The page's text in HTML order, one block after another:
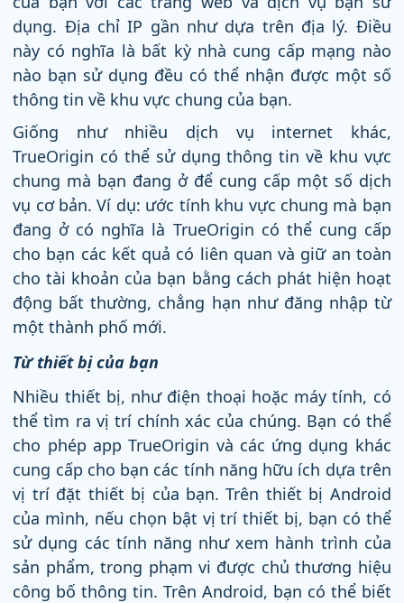
dụng. Địa chỉ IP gần như dựa trên địa lý. Điều
này có nghĩa là bất kỳ nhà cung cấp mạng nào
nào bạn sử dụng đều có thể nhận được một số
thông tin về khu vực chung của bạn.
Giống như nhiều dịch vụ internet khác,
TrueOrigin có thể sử dụng thông tin về khu vực
chung mà bạn đang ở để cung cấp một số dịch
vụ cơ bản. Ví dụ: ước tính khu vực chung mà bạn
đang ở có nghĩa là TrueOrigin có thể cung cấp
cho bạn các kết quả có liên quan và giữ an toàn
cho tài khoản của bạn bằng cách phát hiện hoạt
động bất thường, chẳng hạn như đăng nhập từ
một thành phố mới.
Từ thiết bị của bạn
Nhiều thiết bị, như điện thoại hoặc máy tính, có
thể tìm ra vị trí chính xác của chúng. Bạn có thể
cho phép app TrueOrigin và các ứng dụng khác
cung cấp cho bạn các tính năng hữu ích dựa trên
vị trí đặt thiết bị của bạn. Trên thiết bị Android
của mình, nếu chọn bật vị trí thiết bị, bạn có thể
sử dụng các tính năng như xem hành trình của
sản phẩm, trong phạm vi được chủ thương hiệu
công bố thông tin. Trên Android, bạn có thể biết